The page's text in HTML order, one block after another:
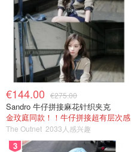
€144.00 €275.00
Sandro 牛仔拼接麻花针织夹克
金玟庭同款！！牛仔拼接超有层次感
The Outnet 2033人感兴趣
3